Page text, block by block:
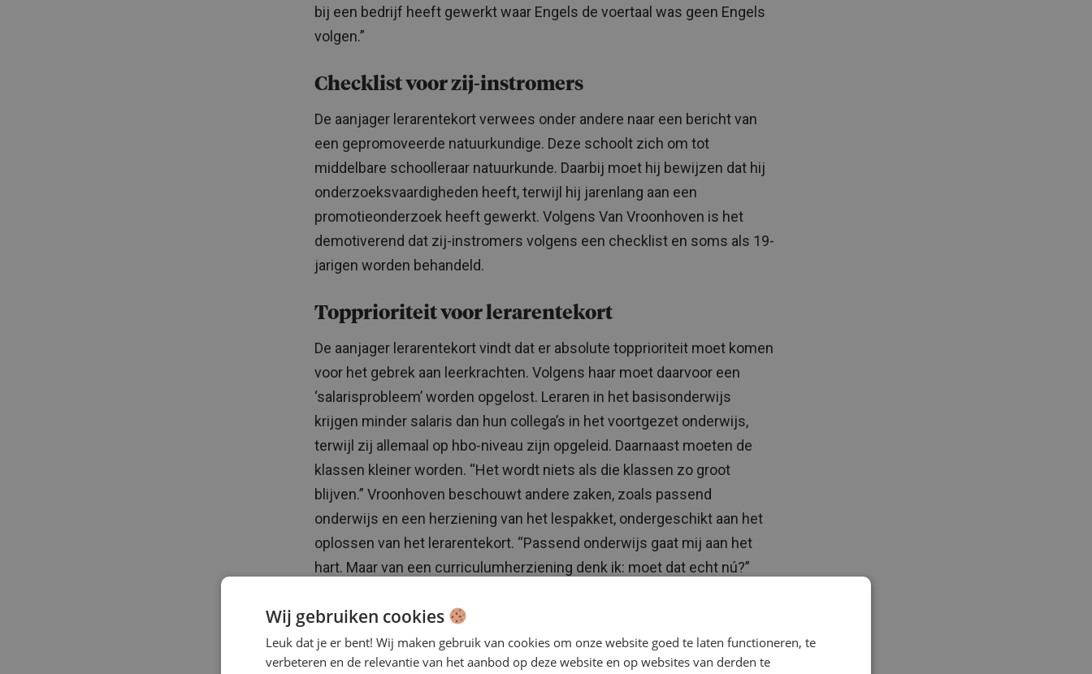
bij een bedrijf heeft gewerkt waar Engels de voertaal was geen Engels
volgen.”
Checklist voor zij-instromers
De aanjager lerarentekort verwees onder andere naar een bericht van
een gepromoveerde natuurkundige. Deze schoolt zich om tot
middelbare schoolleraar natuurkunde. Daarbij moet hij bewijzen dat hij
onderzoeksvaardigheden heeft, terwijl hij jarenlang aan een
promotieonderzoek heeft gewerkt. Volgens Van Vroonhoven is het
demotiverend dat zij-instromers volgens een checklist en soms als 19-
jarigen worden behandeld.
Topprioriteit voor lerarentekort
De aanjager lerarentekort vindt dat er absolute topprioriteit moet komen
voor het gebrek aan leerkrachten. Volgens haar moet daarvoor een
‘salarisprobleem’ worden opgelost. Leraren in het basisonderwijs
krijgen minder salaris dan hun collega’s in het voortgezet onderwijs,
terwijl zij allemaal op hbo-niveau zijn opgeleid. Daarnaast moeten de
klassen kleiner worden. “Het wordt niets als die klassen zo groot
blijven.” Vroonhoven beschouwt andere zaken, zoals passend
onderwijs en een herziening van het lespakket, ondergeschikt aan het
oplossen van het lerarentekort. “Passend onderwijs gaat mij aan het
hart. Maar van een curriculumherziening denk ik: moet dat echt nú?”
Wij gebruiken cookies
Leuk dat je er bent! Wij maken gebruik van cookies om onze website goed te laten functioneren, te
verbeteren en de relevantie van het aanbod op deze website en op websites van derden te